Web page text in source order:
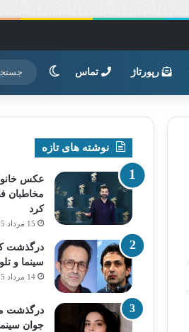
رپورتاژ تماس تغییر
نوشته های تازه
عکس
مخاطبان
کرد
15 مرداد 1405
درگذشت
سینما و
14 مرداد 1405
درگذشت